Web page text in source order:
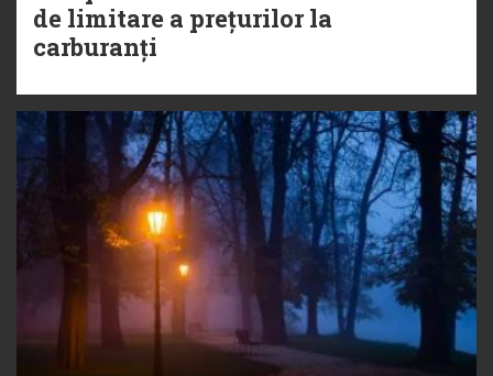
de limitare a prețurilor la
carburanți